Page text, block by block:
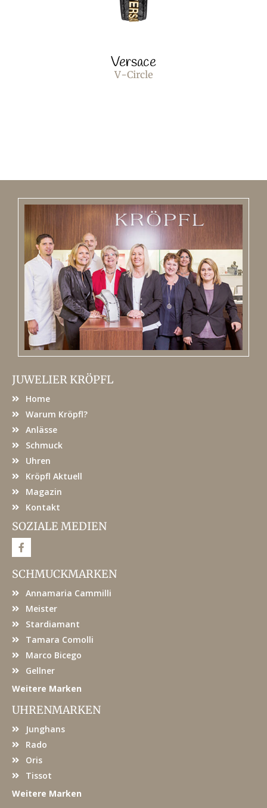
Versace
V-Circle
JUWELIER KRÖPFL
Home
Warum Kröpfl?
Anlässe
Schmuck
Uhren
Kröpfl Aktuell
Magazin
Kontakt
SOZIALE MEDIEN
F
a
e
b
o
SCHMUCKMARKEN
Annamaria Cammilli
Meister
Stardiamant
Tamara Comolli
Marco Bicego
Gellner
Weitere Marken
UHRENMARKEN
Junghans
Rado
Oris
Tissot
Weitere Marken